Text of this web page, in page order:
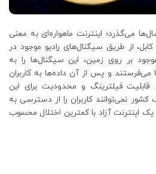
می‌گذرد؛ اینترنت ماهواره‌ای به معنی
از طریق سیگنال‌های رادیو موجود در
بر روی زمین، این سیگنال‌ها را به
می‌فرستند و پس‌ از آن داده‌ها به کاربران
فیلترینگ و محدودیت برای این
نمی‌توانند کاربران را از دسترسی به
اینترنت آزاد با کمترین اختلال محسوب